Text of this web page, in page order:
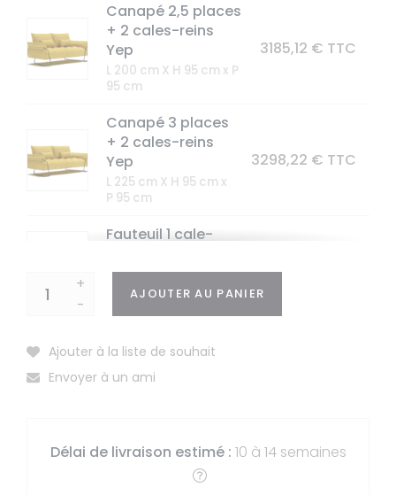
Canapé 2,5 places
+ 2 cales-reins
Yep
L 200 cm X H 95 cm x P
95 cm
3185,12 € TTC
Canapé 3 places
+ 2 cales-reins
Yep
L 225 cm X H 95 cm x
P 95 cm
3298,22 € TTC
Fauteuil 1 cale-
L 120 cm X H 95 cm x
P 95 cm
L 85 cm X H 43 cm x P
+
-
AJOUTER AU PANIER
Ajouter à la liste de souhait
Envoyer à un ami
Délai de livraison estimé : 10 à 14 semaines